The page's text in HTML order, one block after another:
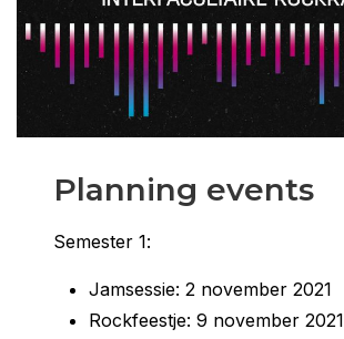
Planning events
Semester 1:
Jamsessie: 2 november 2021
Rockfeestje: 9 november 2021